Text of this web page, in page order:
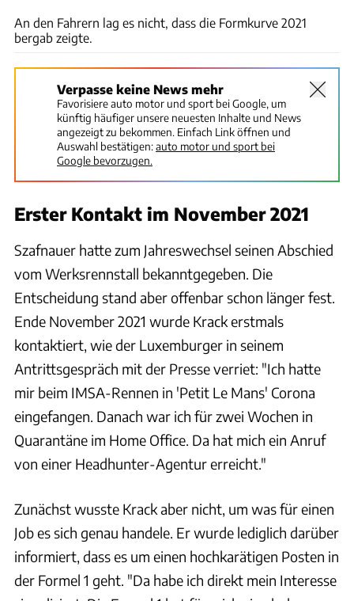
An den Fahrern lag es nicht, dass die Formkurve 2021
bergab zeigte.
Verpasse keine News mehr
Favorisiere auto motor und sport bei Google, um
künftig häufiger unsere neuesten Inhalte und News
angezeigt zu bekommen. Einfach Link öffnen und
Auswahl bestätigen:auto motor und sport bei
Google bevorzugen.
Erster Kontakt im November 2021
Szafnauer hatte zum Jahreswechsel seinen Abschied
vom Werksrennstall bekanntgegeben. Die
Entscheidung stand aber offenbar schon länger fest.
Ende November 2021 wurde Krack erstmals
kontaktiert, wie der Luxemburger in seinem
Antrittsgespräch mit der Presse verriet: "Ich hatte
mir beim IMSA-Rennen in 'Petit Le Mans' Corona
eingefangen. Danach war ich für zwei Wochen in
Quarantäne im Home Office. Da hat mich ein Anruf
von einer Headhunter-Agentur erreicht."
Zunächst wusste Krack aber nicht, um was für einen
Job es sich genau handele. Er wurde lediglich darüber
informiert, dass es um einen hochkarätigen Posten in
der Formel 1 geht. "Da habe ich direkt mein Interesse